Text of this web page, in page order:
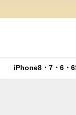
iPhone8・7・6・